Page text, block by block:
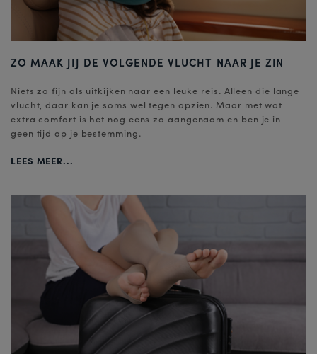
ZO MAAK JIJ DE VOLGENDE VLUCHT NAAR JE ZIN
Niets zo fijn als uitkijken naar een leuke reis. Alleen die lange
vlucht, daar kan je soms wel tegen opzien. Maar met wat
extra comfort is het nog eens zo aangenaam en ben je in
geen tijd op je bestemming.
LEES MEER...